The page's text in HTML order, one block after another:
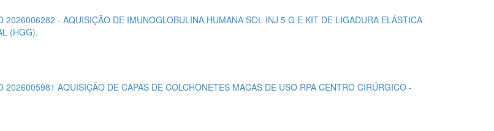
- AQUISIÇÃO DE IMUNOGLOBULINA HUMANA SOL INJ 5 G E KIT DE LIGADURA ELÁSTICA
(HGG).
AQUISIÇÃO DE CAPAS DE COLCHONETES MACAS DE USO RPA CENTRO CIRÚRGICO -